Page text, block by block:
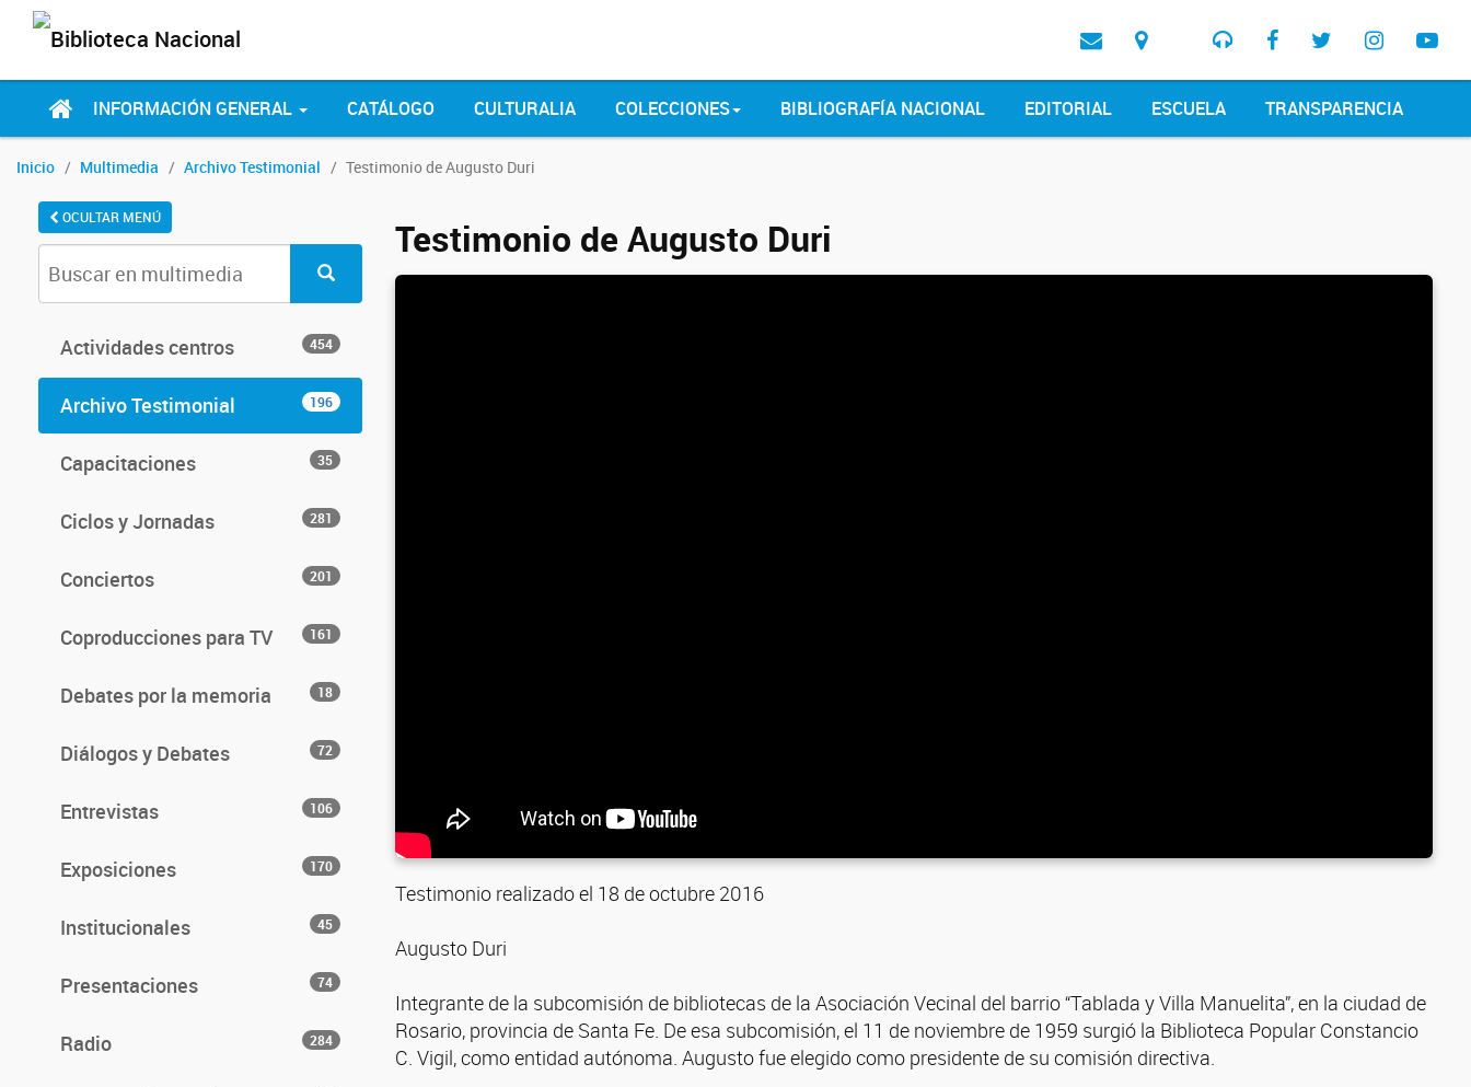
INFORMACIÓN GENERAL CATÁLOGO CULTURALIA COLECCIONES BIBLIOGRAFÍA NACIONAL EDITORIAL ESCUELA TRANSPARENCIA
Inicio Multimedia Archivo Testimonial Testimonio de Augusto Duri
OCULTAR MENÚ
Actividades centros 454
Archivo Testimonial 196
Capacitaciones 35
Ciclos y Jornadas 281
Conciertos 201
Coproducciones para TV 161
Debates por la memoria 18
Diálogos y Debates 72
Entrevistas 106
Exposiciones 170
Institucionales 45
Presentaciones 74
Radio 284
Testimonio de Augusto Duri
Testimonio realizado el 18 de octubre 2016
Augusto Duri
Integrante de la subcomisión de bibliotecas de la Asociación Vecinal del barrio “Tablada y Villa Manuelita”, en la ciudad de
Rosario, provincia de Santa Fe. De esa subcomisión, el 11 de noviembre de 1959 surgió la Biblioteca Popular Constancio
C. Vigil, como entidad autónoma. Augusto fue elegido como presidente de su comisión directiva.